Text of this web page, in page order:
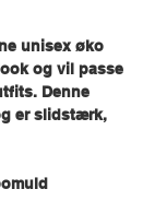
unisex øko
og vil passe
Denne
er slidstærk,